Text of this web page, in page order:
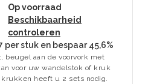
Op voorraad
Beschikbaarheid
controleren
per stuk en bespaar 45,6%
beugel aan de voorvork met
voor uw wandelstok of kruk
heeft u 2 sets nodig.